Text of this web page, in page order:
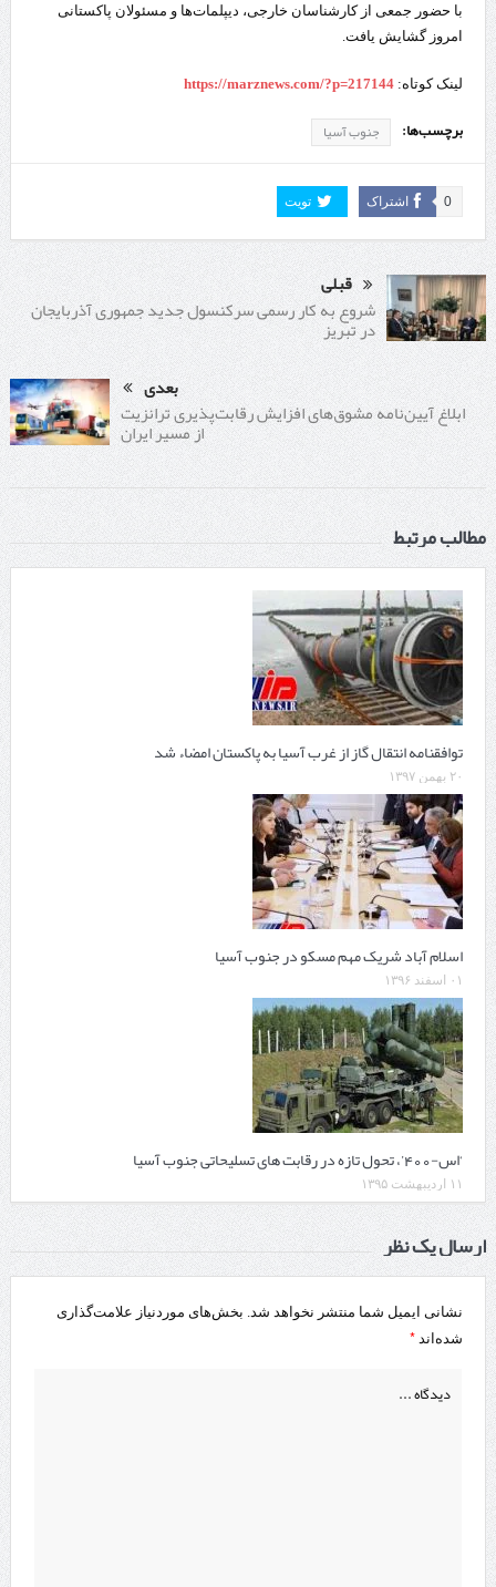
با حضور جمعی از کارشناسان خارجی، دیپلمات‌ها و مسئولان پاکستانی
امروز گشایش یافت.
لینک کوتاه: https://marznews.com/?p=217144
برچسب‌ها: جنوب آسیا
اشتراک 0 تویت
قبلی
شروع به کار رسمی سرکنسول جدید جمهوری آذربایجان
در تبریز
بعدی
ابلاغ آیین‌نامه مشوق‌های افزایش رقابت‌پذیری ترانزیت
از مسیر ایران
مطالب مرتبط
توافقنامه انتقال گاز از غرب آسیا به پاکستان امضاء شد
۲۰ بهمن ۱۳۹۷
اسلام آباد شریک مهم مسکو در جنوب آسیا
۰۱ اسفند ۱۳۹۶
‘اس-400’، تحول تازه در رقابت های تسلیحاتی جنوب آسیا
۱۱ اردیبهشت ۱۳۹۵
ارسال یک نظر
نشانی ایمیل شما منتشر نخواهد شد. بخش‌های موردنیاز علامت‌گذاری
شده‌اند *